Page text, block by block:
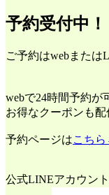
予約受付中！
ご予約はwebまたは
webで24時間予約が
お得なクーポンも配
予約ページはこち
公式LINEアカウン